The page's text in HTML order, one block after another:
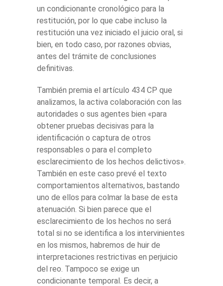
un condicionante cronológico para la
restitución, por lo que cabe incluso la
restitución una vez iniciado el juicio oral, si
bien, en todo caso, por razones obvias,
antes del trámite de conclusiones
definitivas.
También premia el artículo 434 CP que
analizamos, la activa colaboración con las
autoridades o sus agentes bien «para
obtener pruebas decisivas para la
identificación o captura de otros
responsables o para el completo
esclarecimiento de los hechos delictivos».
También en este caso prevé el texto
comportamientos alternativos, bastando
uno de ellos para colmar la base de esta
atenuación. Si bien parece que el
esclarecimiento de los hechos no será
total si no se identifica a los intervinientes
en los mismos, habremos de huir de
interpretaciones restrictivas en perjuicio
del reo. Tampoco se exige un
condicionante temporal. Es decir, a